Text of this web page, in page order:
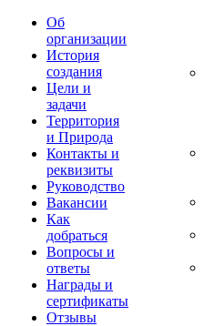
Об
организации
История
создания
Цели и
задачи
Территория
и Природа
Контакты и
реквизиты
Руководство
Вакансии
Как
добраться
Вопросы и
ответы
Награды и
сертификаты
Отзывы